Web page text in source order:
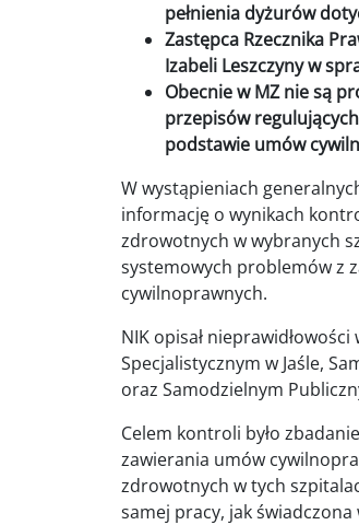
pełnienia dyżurów
Zastępca Rzecznika
Izabeli Leszczyny w
Obecnie w MZ nie są
przepisów
podstawie umów
W wystąpieniach
informację o wynikach
zdrowotnych w wybranych
systemowych problemów z
cywilnoprawnych.
NIK opisał
Specjalistycznym w Jaśle,
oraz Samodzielnym
Celem kontroli było
zawierania umów
zdrowotnych w tych
samej pracy, jak